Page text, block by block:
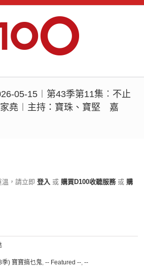
05-15︱第43季第11集︰不止
堯︱主持：寶珠、寶堅 嘉
，請立即 登入 或 購買D100收聽服務 或 購
季) 寶寶搞乜鬼, -- Featured --, --